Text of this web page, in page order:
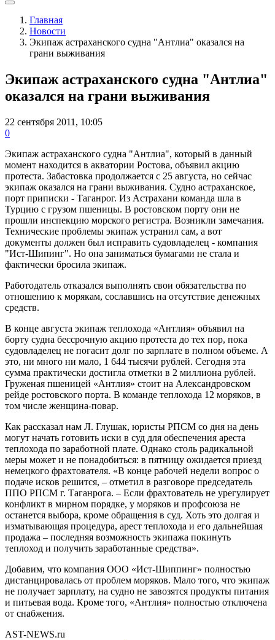
Главная
Новости
Экипаж астраханского судна "Антлиа" оказался на
грани выживания
Экипаж астраханского судна "Антлиа"
оказался на грани выживания
22 сентября 2011, 10:05
0
Экипаж астраханского судна "Антлиа", который в данный
момент находится в акватории Ростова, объявил акцию
протеста. Забастовка продолжается с 25 августа, но сейчас
экипаж оказался на грани выживания. Судно астраханское,
порт приписки - Таганрог. Из Астрахани команда шла в
Турцию с грузом пшеницы. В ростовском порту они не
прошли инспекцию морского регистра. Возникли замечания.
Технические проблемы экипаж устранил сам, а вот
документы должен был исправить судовладелец - компания
"Ист-Шипинг". Но она заниматься бумагами не стала и
фактически бросила экипаж.
Работодатель отказался выполнять свои обязательства по
отношению к морякам, сославшись на отсутствие денежных
средств.
В конце августа экипаж теплохода «Антлия» объявил на
борту судна бессрочную акцию протеста до тех пор, пока
судовладелец не погасит долг по зарплате в полном объеме. А
это, ни много ни мало, 1 644 тысячи рублей. Сегодня эта
сумма практически достигла отметки в 2 миллиона рублей.
Груженая пшеницей «Антлия» стоит на Александровском
рейде ростовского порта. В команде теплохода 12 моряков, в
том числе женщина-повар.
Как рассказал нам Л. Глушак, юристы РПСМ со дня на день
могут начать готовить иски в суд для обеспечения ареста
теплохода по заработной плате. Однако столь радикальной
меры может и не понадобиться: в пятницу ожидается приезд
немецкого фрахтователя. «В конце рабочей недели вопрос о
подаче исков решится, – отметил в разговоре председатель
ППО РПСМ г. Таганрога. – Если фрахтователь не урегулирует
конфликт в мирном порядке, у моряков и профсоюза не
останется выбора, кроме обращения в суд. Хоть это долгая и
изматывающая процедура, арест теплохода и его дальнейшая
продажа – последняя возможность экипажа покинуть
теплоход и получить заработанные средства».
Добавим, что компания ООО «Ист-Шиппинг» полностью
дистанцировалась от проблем моряков. Мало того, что экипаж
не получает зарплату, на судно не завозятся продукты питания
и питьевая вода. Кроме того, «Антлия» полностью отключена
от снабжения.
AST-NEWS.ru